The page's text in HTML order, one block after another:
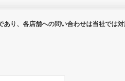
り、各店舗への問い合わせは当社では対